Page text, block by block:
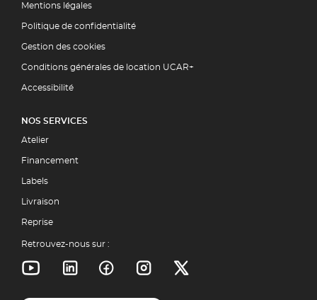
Mentions légales
Politique de confidentialité
Gestion des cookies
Conditions générales de location UCAR+
Accessibilité
NOS SERVICES
Atelier
Financement
Labels
Livraison
Reprise
Retrouvez-nous sur :